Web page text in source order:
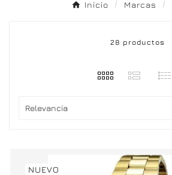
Inicio Marcas
28 productos
Relevancia
NUEVO